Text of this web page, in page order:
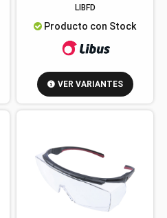
LIBFD
Producto con Stock
VER VARIANTES